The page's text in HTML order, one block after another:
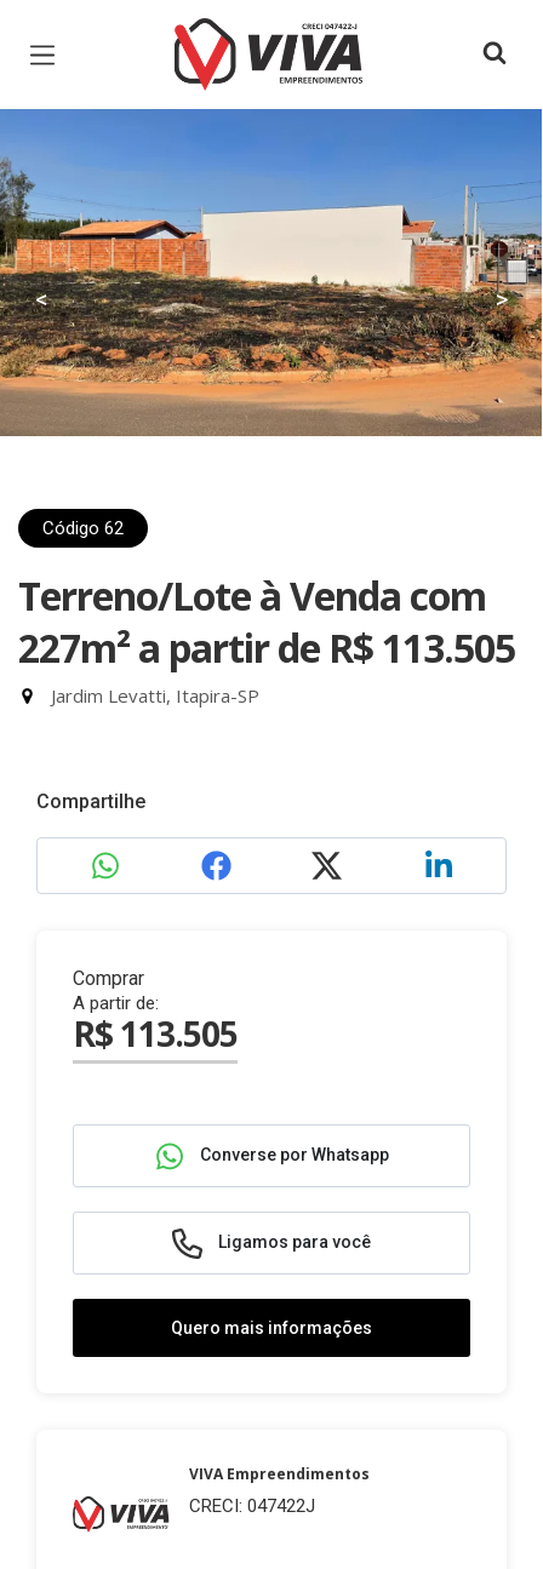
Página inicial
< >
Código 62
Terreno/Lote à Venda com
227m²a partir de R$ 113.505
Jardim Levatti, Itapira-SP
Compartilhe
Comprar
A partir de:
R$ 113.505
Converse por Whatsapp
Ligamos para você
Quero mais informações
VIVA Empreendimentos
CRECI: 047422J